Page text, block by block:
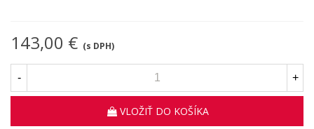
143,00 € (s DPH)
- +
VLOŽIŤ DO KOŠÍKA